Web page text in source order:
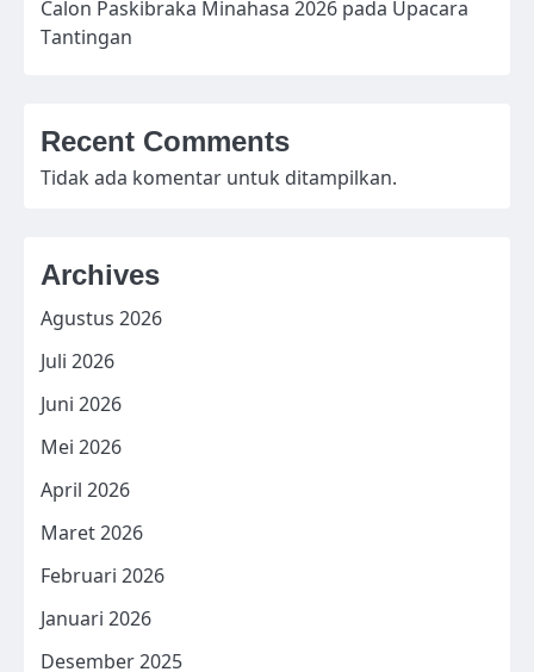
Calon Paskibraka Minahasa 2026 pada Upacara
Tantingan
Recent Comments
Tidak ada komentar untuk ditampilkan.
Archives
Agustus 2026
Juli 2026
Juni 2026
Mei 2026
April 2026
Maret 2026
Februari 2026
Januari 2026
Desember 2025